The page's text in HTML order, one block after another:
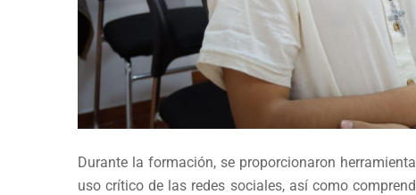
Durante la formación, se proporcionaron
uso crítico de las redes sociales, así como